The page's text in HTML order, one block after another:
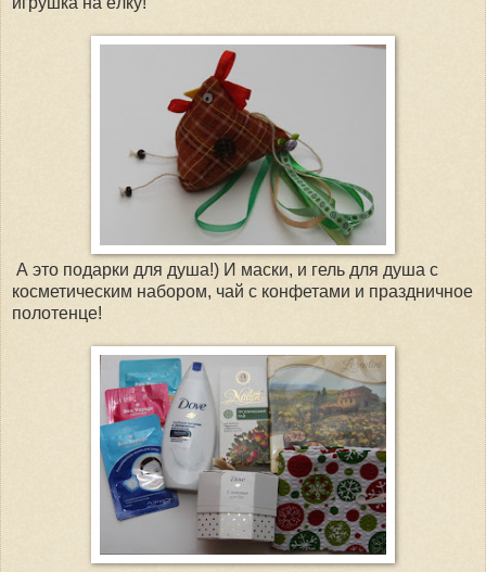
А это подарки для душа!) И маски, и гель для душа с
косметическим набором, чай с конфетами и праздничное
полотенце!